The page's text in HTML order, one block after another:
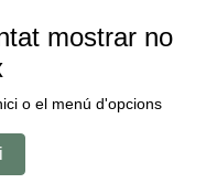
mostrar no
o el menú d'opcions